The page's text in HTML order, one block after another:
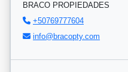
BRACO PROPIEDADES
+50769777604
info@bracopty.com